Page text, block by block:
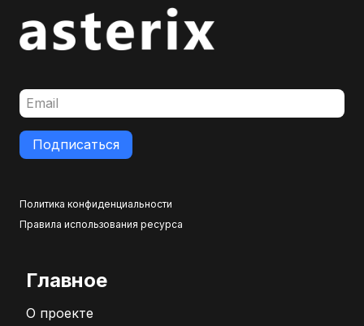
Подписаться
Политика конфиденциальности
Правила использования ресурса
Главное
О проекте